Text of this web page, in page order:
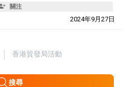
關注
2024年9月27日
香港貿發局活動
搜尋